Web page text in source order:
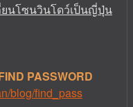
ยนโซนวินโดว์เป็นญี่ปุ่น
PASSWORD
blog/find_pass